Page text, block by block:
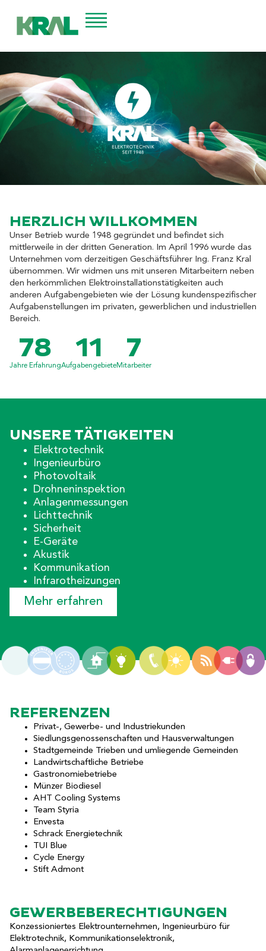
HERZLICH WILLKOMMEN
Unser Betrieb wurde 1948 gegründet und befindet sich
mittlerweile in der dritten Generation. Im April 1996 wurde das
Unternehmen vom derzeitigen Geschäftsführer Ing. Franz Kral
übernommen. Wir widmen uns mit unseren Mitarbeitern neben
den herkömmlichen Elektroinstallationstätigkeiten auch
anderen Aufgabengebieten wie der Lösung kundenspezifischer
Aufgabenstellungen im privaten, gewerblichen und industriellen
Bereich.
Jahre Erfahrung
78
Aufgabengebiete
11
Mitarbeiter
7
UNSERE TÄTIGKEITEN
Elektrotechnik
Ingenieurbüro
Photovoltaik
Drohneninspektion
Anlagenmessungen
Lichttechnik
Sicherheit
E-Geräte
Akustik
Kommunikation
Infrarotheizungen
Mehr erfahren
REFERENZEN
Privat-, Gewerbe- und Industriekunden
Siedlungsgenossenschaften und Hausverwaltungen
Stadtgemeinde Trieben und umliegende Gemeinden
Landwirtschaftliche Betriebe
Gastronomiebetriebe
Münzer Biodiesel
AHT Cooling Systems
Team Styria
Envesta
Schrack Energietechnik
TUI Blue
Cycle Energy
Stift Admont
GEWERBE­BERECHTIGUNGEN
Konzessioniertes Elektrounternehmen, Ingenieurbüro für
Elektrotechnik, Kommunikationselektronik,